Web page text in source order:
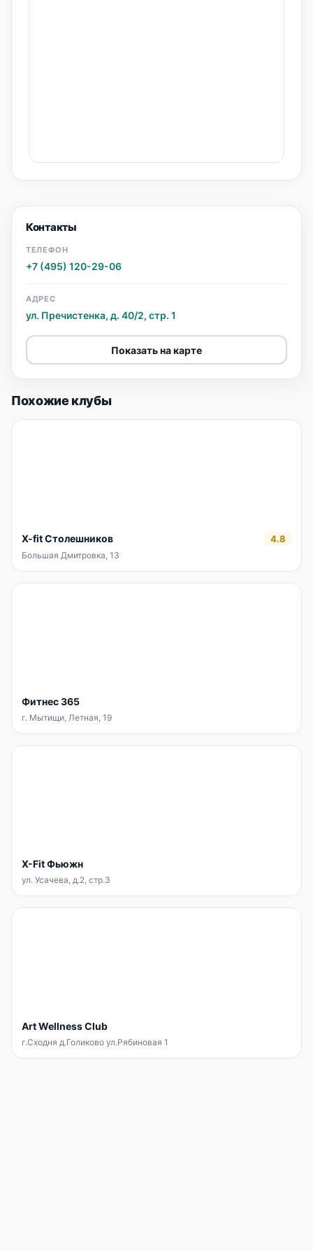
Контакты
ТЕЛЕФОН
+7 (495) 120-29-06
АДРЕС
ул. Пречистенка, д. 40/2, стр. 1
Показать на карте
Похожие клубы
X-fit Столешников 4.8
Большая Дмитровка, 13
Фитнес 365
г. Мытищи, Летная, 19
X-Fit Фьюжн
ул. Усачева, д.2, стр.3
Art Wellness Club
г.Сходня д.Голиково ул.Рябиновая 1